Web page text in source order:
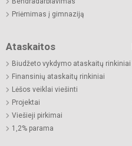
Priėmimas į gimnaziją
Ataskaitos
Biudžeto vykdymo ataskaitų rinkiniai
Finansinių ataskaitų rinkiniai
Lėšos veiklai viešinti
Projektai
Viešieji pirkimai
1,2% parama